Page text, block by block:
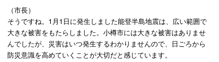
（市長）
そうですね。1月1日に発生しました能登半島地震は、広い範囲で
大きな被害をもたらしました。小樽市には大きな被害はありませ
んでしたが、災害はいつ発生するわかりませんので、日ごろから
防災意識を高めていくことが大切だと感じています。